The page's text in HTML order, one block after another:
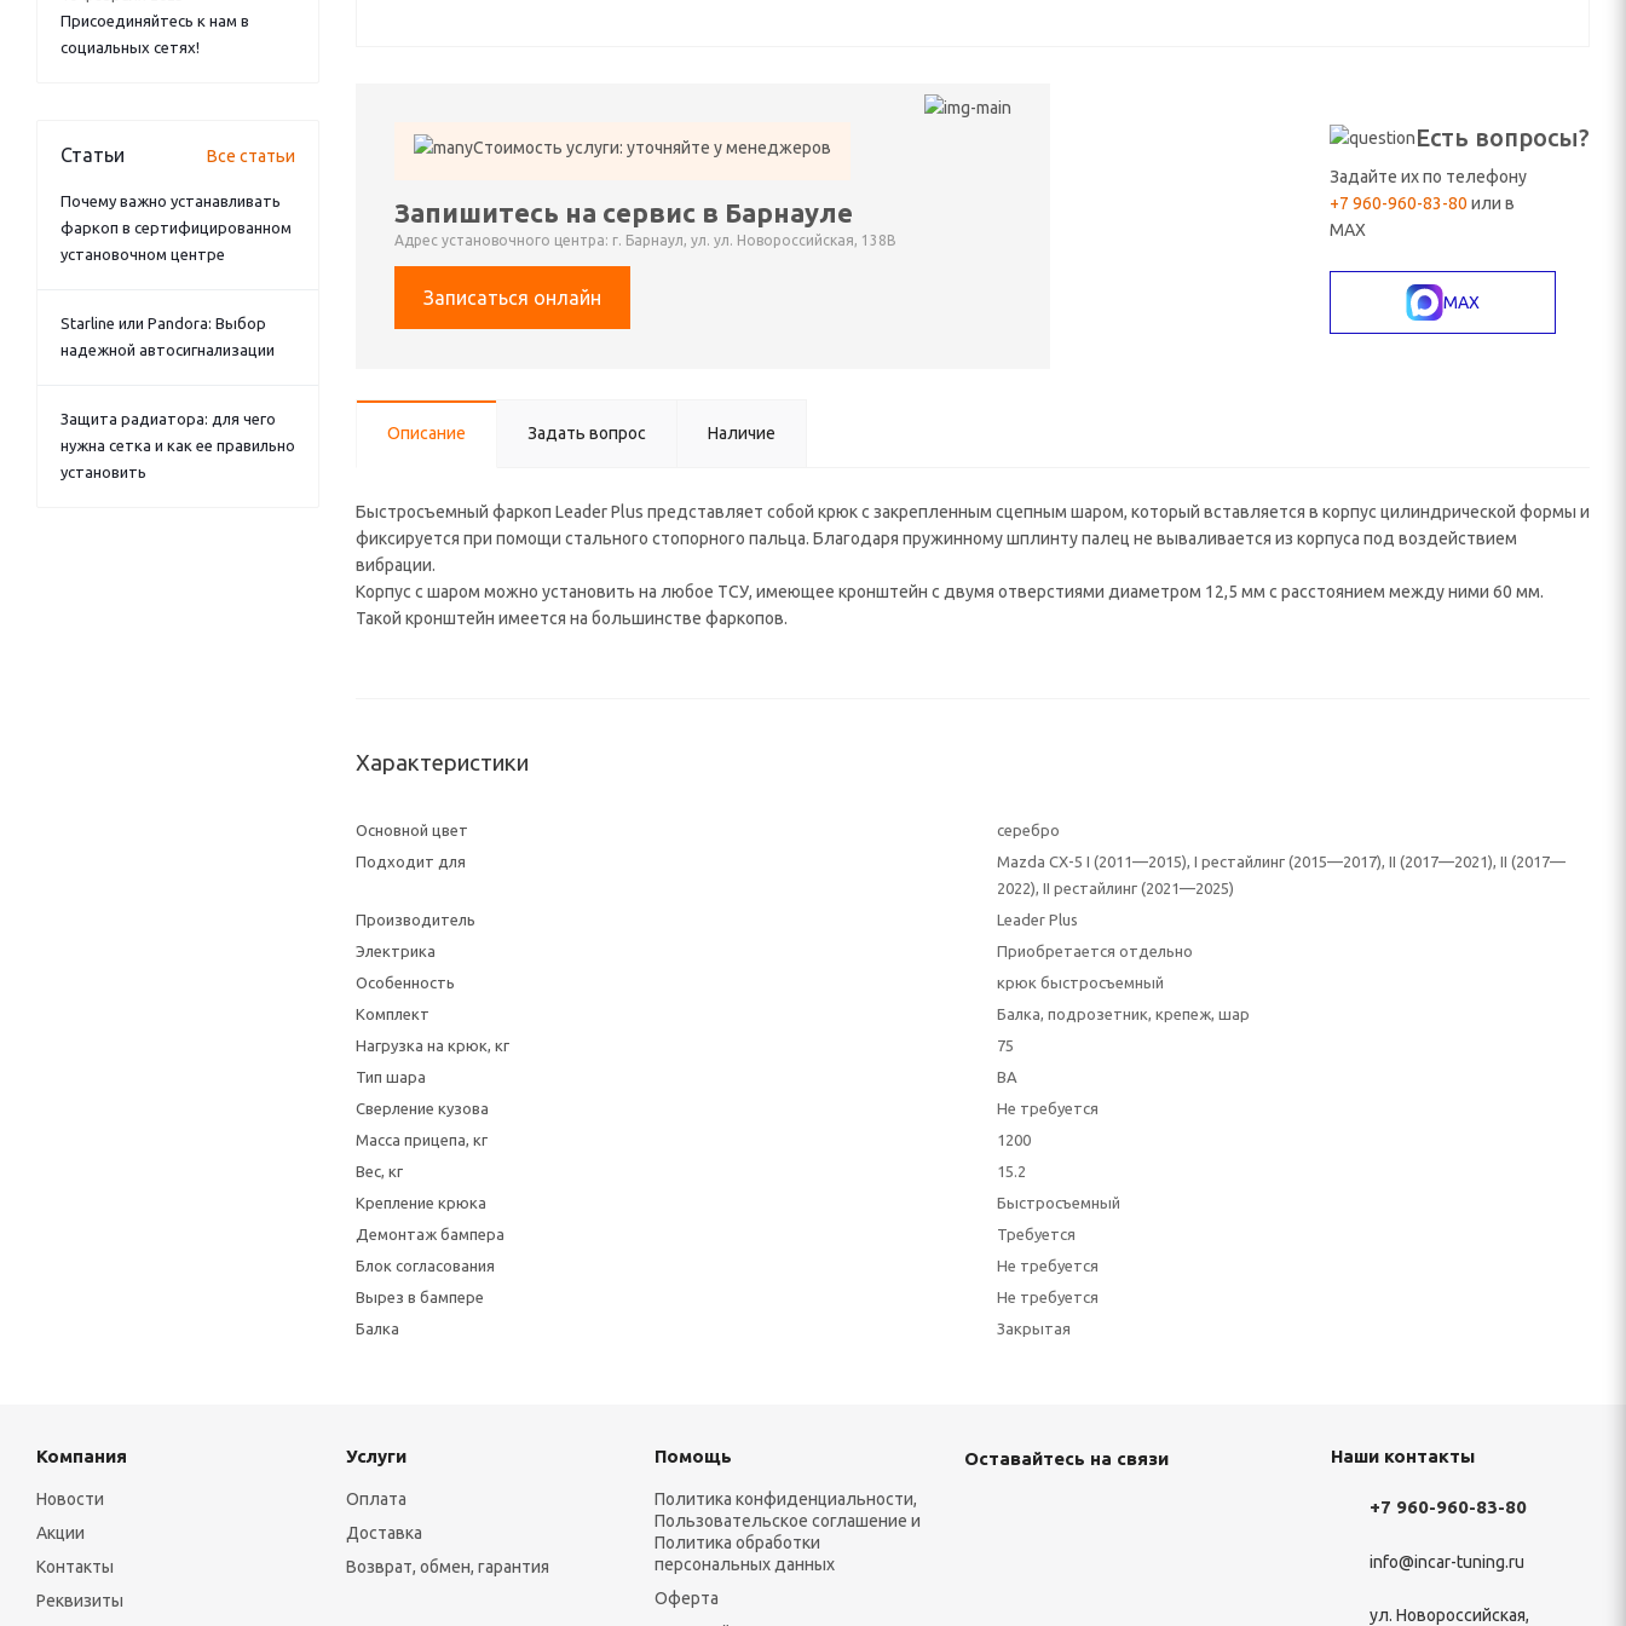
Стоимость услуги: уточняйте у менеджеров
Запишитесь на сервис в Барнауле
Адрес установочного центра: г. Барнаул, ул. ул. Новороссийская, 138В
Записаться онлайн
Есть вопросы?
Задайте их по телефону
+7 960-960-83-80 или в
MAX
MAX
Описание Задать вопрос Наличие
Быстросъемный фаркоп Leader Plus представляет собой крюк с закрепленным сцепным шаром, который вставляется в корпус цилиндрической формы и
фиксируется при помощи стального стопорного пальца. Благодаря пружинному шплинту палец не вываливается из корпуса под воздействием
вибрации.
Корпус с шаром можно установить на любое ТСУ, имеющее кронштейн с двумя отверстиями диаметром 12,5 мм с расстоянием между ними 60 мм.
Такой кронштейн имеется на большинстве фаркопов.
Характеристики
Основной цвет
серебро
Подходит для
Mazda CX-5 I (2011—2015), I рестайлинг (2015—2017), II (2017—2021), II (2017—
2022), II рестайлинг (2021—2025)
Производитель
Leader Plus
Электрика
Приобретается отдельно
Особенность
крюк быстросъемный
Комплект
Балка, подрозетник, крепеж, шар
Нагрузка на крюк, кг
75
Тип шара
BA
Сверление кузова
Не требуется
Масса прицепа, кг
1200
Вес, кг
15.2
Крепление крюка
Быстросъемный
Демонтаж бампера
Требуется
Блок согласования
Не требуется
Вырез в бампере
Не требуется
Балка
Закрытая
Присоединяйтесь к нам в
социальных сетях!
Статьи Все статьи
Почему важно устанавливать
фаркоп в сертифицированном
установочном центре
Starline или Pandora: Выбор
надежной автосигнализации
Защита радиатора: для чего
нужна сетка и как ее правильно
установить
Компания
Новости
Акции
Контакты
Реквизиты
Услуги
Оплата
Доставка
Возврат, обмен, гарантия
Помощь
Политика конфиденциальности,
Пользовательское соглашение и
Политика обработки
персональных данных
Оферта
Оставайтесь на связи Наши контакты
+7 960-960-83-80
info@incar-tuning.ru
ул. Новороссийская,